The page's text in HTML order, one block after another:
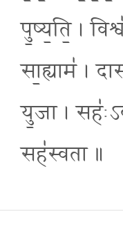
पु॒ष्य॒ति॒ ।
सा॒ह्याम॑ ।
यु॒जा ।
सह॑स्वता ॥